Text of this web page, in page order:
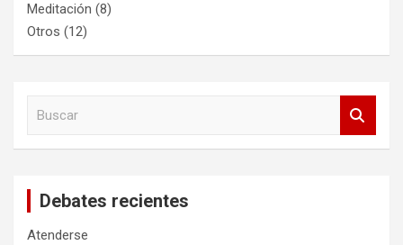
Meditación (8)
Otros (12)
Debates recientes
Atenderse